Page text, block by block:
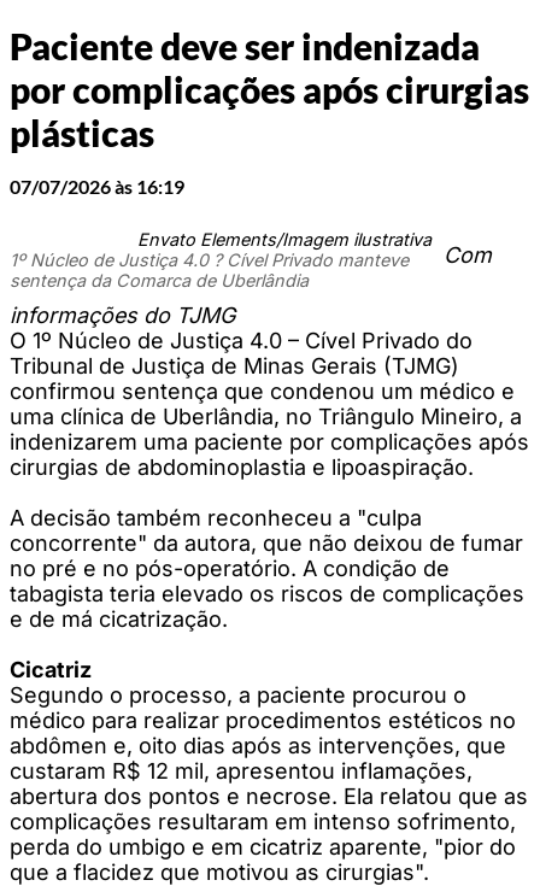
Paciente deve ser indenizada
por complicações após cirurgias
plásticas
07/07/2026 às 16:19
Envato Elements/Imagem ilustrativa
1º Núcleo de Justiça 4.0 ? Cível Privado manteve
sentença da Comarca de Uberlândia
Com
informações do TJMG
O 1º Núcleo de Justiça 4.0 – Cível Privado do
Tribunal de Justiça de Minas Gerais (TJMG)
confirmou sentença que condenou um médico e
uma clínica de Uberlândia, no Triângulo Mineiro, a
indenizarem uma paciente por complicações após
cirurgias de abdominoplastia e lipoaspiração.
A decisão também reconheceu a "culpa
concorrente" da autora, que não deixou de fumar
no pré e no pós-operatório. A condição de
tabagista teria elevado os riscos de complicações
e de má cicatrização.
Cicatriz
Segundo o processo, a paciente procurou o
médico para realizar procedimentos estéticos no
abdômen e, oito dias após as intervenções, que
custaram R$ 12 mil, apresentou inflamações,
abertura dos pontos e necrose. Ela relatou que as
complicações resultaram em intenso sofrimento,
perda do umbigo e em cicatriz aparente, "pior do
que a flacidez que motivou as cirurgias".